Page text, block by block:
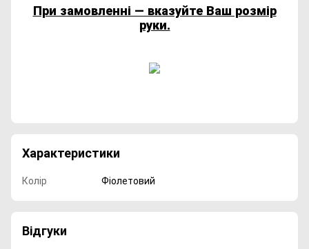
При замовленні ― вказуйте Ваш розмір
руки.
Характеристики
Колір Фіолетовий
Відгуки